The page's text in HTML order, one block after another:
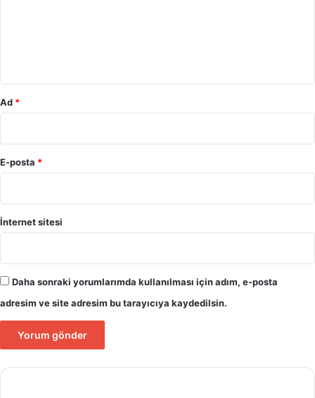
Ad *
E-posta *
İnternet sitesi
Daha sonraki yorumlarımda kullanılması için adım, e-posta
adresim ve site adresim bu tarayıcıya kaydedilsin.